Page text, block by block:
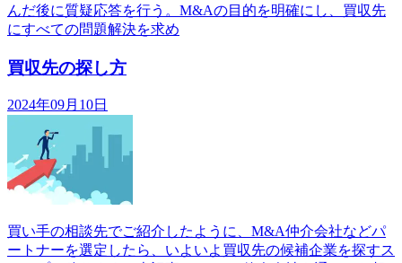
んだ後に質疑応答を行う。M&Aの目的を明確にし、買収先
にすべての問題解決を求め
買収先の探し方
2024年09月10日
買い手の相談先でご紹介したように、M&A仲介会社などパ
ートナーを選定したら、いよいよ買収先の候補企業を探すス